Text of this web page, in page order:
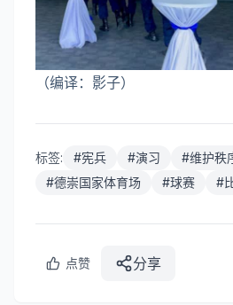
（编译：影子）
标签: #宪兵 #演习 #维护秩
#德崇国家体育场 #球赛 #
点赞 分享